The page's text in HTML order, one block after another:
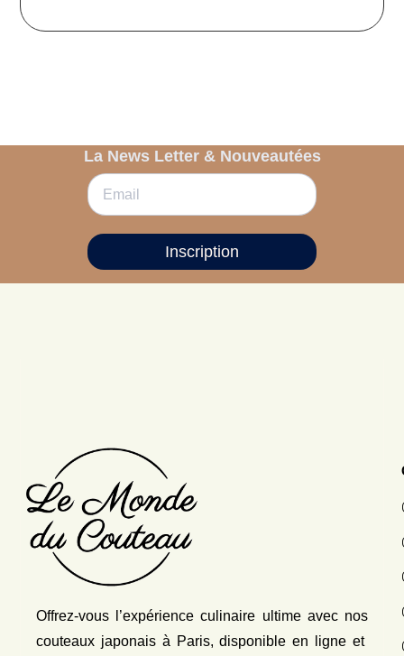
La News Letter & Nouveautées
Inscription
Offrez-vous l’expérience culinaire ultime avec nos
couteaux japonais à Paris, disponible en ligne et